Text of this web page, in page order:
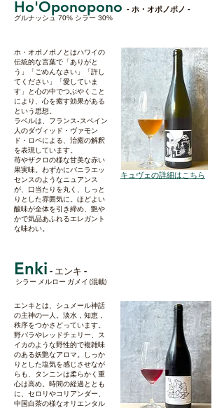
Ho'Oponopono - ホ・オポノポノ -
グルナッシュ 70% シラー 30%
ホ・オポノポノとはハワイの
伝統的な言葉で「ありがと
う」「ごめんなさい」「許し
てください」「愛していま
す」と心の中でつぶやくこと
により、心を癒す効果がある
という思想。
ラベルは、フランス-スペイン
人のダヴィッド・ヴァモン
ド・ロペによる、治癒の解釈
を表現しています。
苺やザクロの様な甘美な赤い
果実味。わずかにバニラエッ
センスのようなニュアンス
が、口当たりを丸く、しっと
りとした雰囲気に。ほどよい
酸味が全体を引き締め、艶や
かで気品あふれるエレガント
な味わい。
​キュヴェの詳細はこちら
Enki - エンキ -
シラー メルロー ガメイ (混載)
エンキとは、シュメール神話
の主神の一人。淡水，知恵，
秩序をつかさどっています。
野バラやレッドチェリー、ス
イカのような野性的で複雑味
のある妖艶なアロマ。しっか
りとした塩気を感じさせなが
らも、タンニンは柔らかく重
心は高め。時間の経過ととも
に、セロリやコリアンダー、
中国白茶の様なオリエンタル